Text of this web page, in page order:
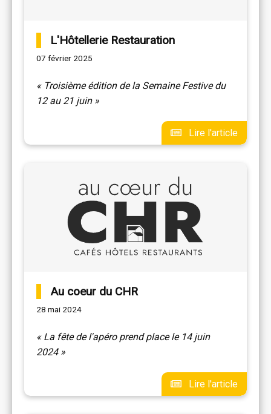
L'Hôtellerie Restauration
07 février 2025
« Troisième édition de la Semaine Festive du
12 au 21 juin »
Lire l'article
Au coeur du CHR
28 mai 2024
« La fête de l'apéro prend place le 14 juin
2024 »
Lire l'article